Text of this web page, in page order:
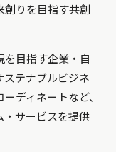
りを目指す共創
を目指す企業・自
ステナブルビジネ
ディネートなど、
・サービスを提供